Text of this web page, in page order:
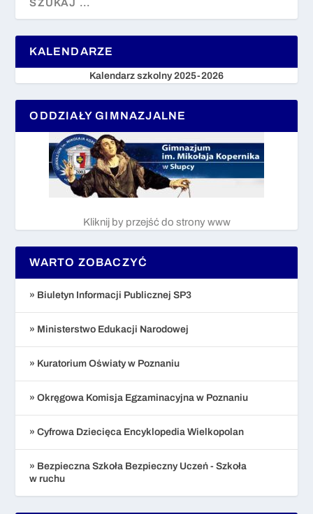
KALENDARZE
Kalendarz szkolny 2025-2026
ODDZIAŁY GIMNAZJALNE
Kliknij by przejść do strony www
WARTO ZOBACZYĆ
» Biuletyn Informacji Publicznej SP3
» Ministerstwo Edukacji Narodowej
» Kuratorium Oświaty w Poznaniu
» Okręgowa Komisja Egzaminacyjna w Poznaniu
» Cyfrowa Dziecięca Encyklopedia Wielkopolan
» Bezpieczna Szkoła Bezpieczny Uczeń - Szkoła
w ruchu